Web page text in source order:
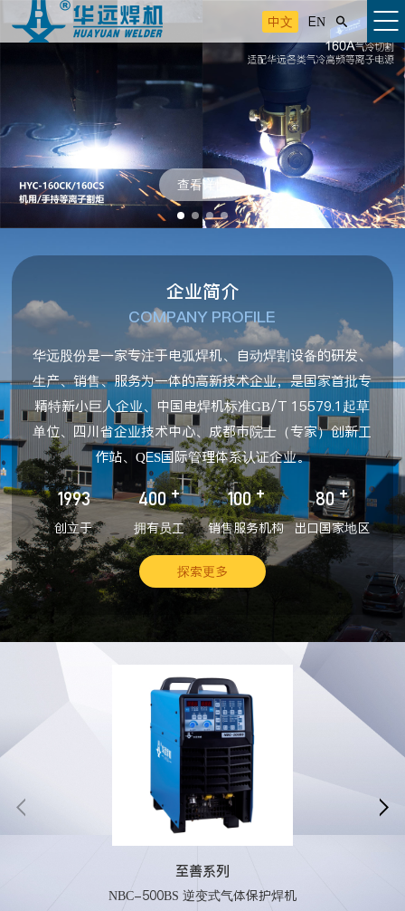
中文 EN 
查看详情
企业简介
COMPANY PROFILE
华远股份是一家专注于电弧焊机、自动焊割设备的研发、
生产、销售、服务为一体的高新技术企业，是国家首批专
精特新小巨人企业、中国电焊机标准GB/T 15579.1起草
单位、四川省企业技术中心、成都市院士（专家）创新工
作站、QES国际管理体系认证企业。
1993
创立于
400 +
拥有员工
100 +
销售服务机构
80 +
出口国家地区
探索更多
至善系列
NBC-500BS 逆变式气体保护焊机
 